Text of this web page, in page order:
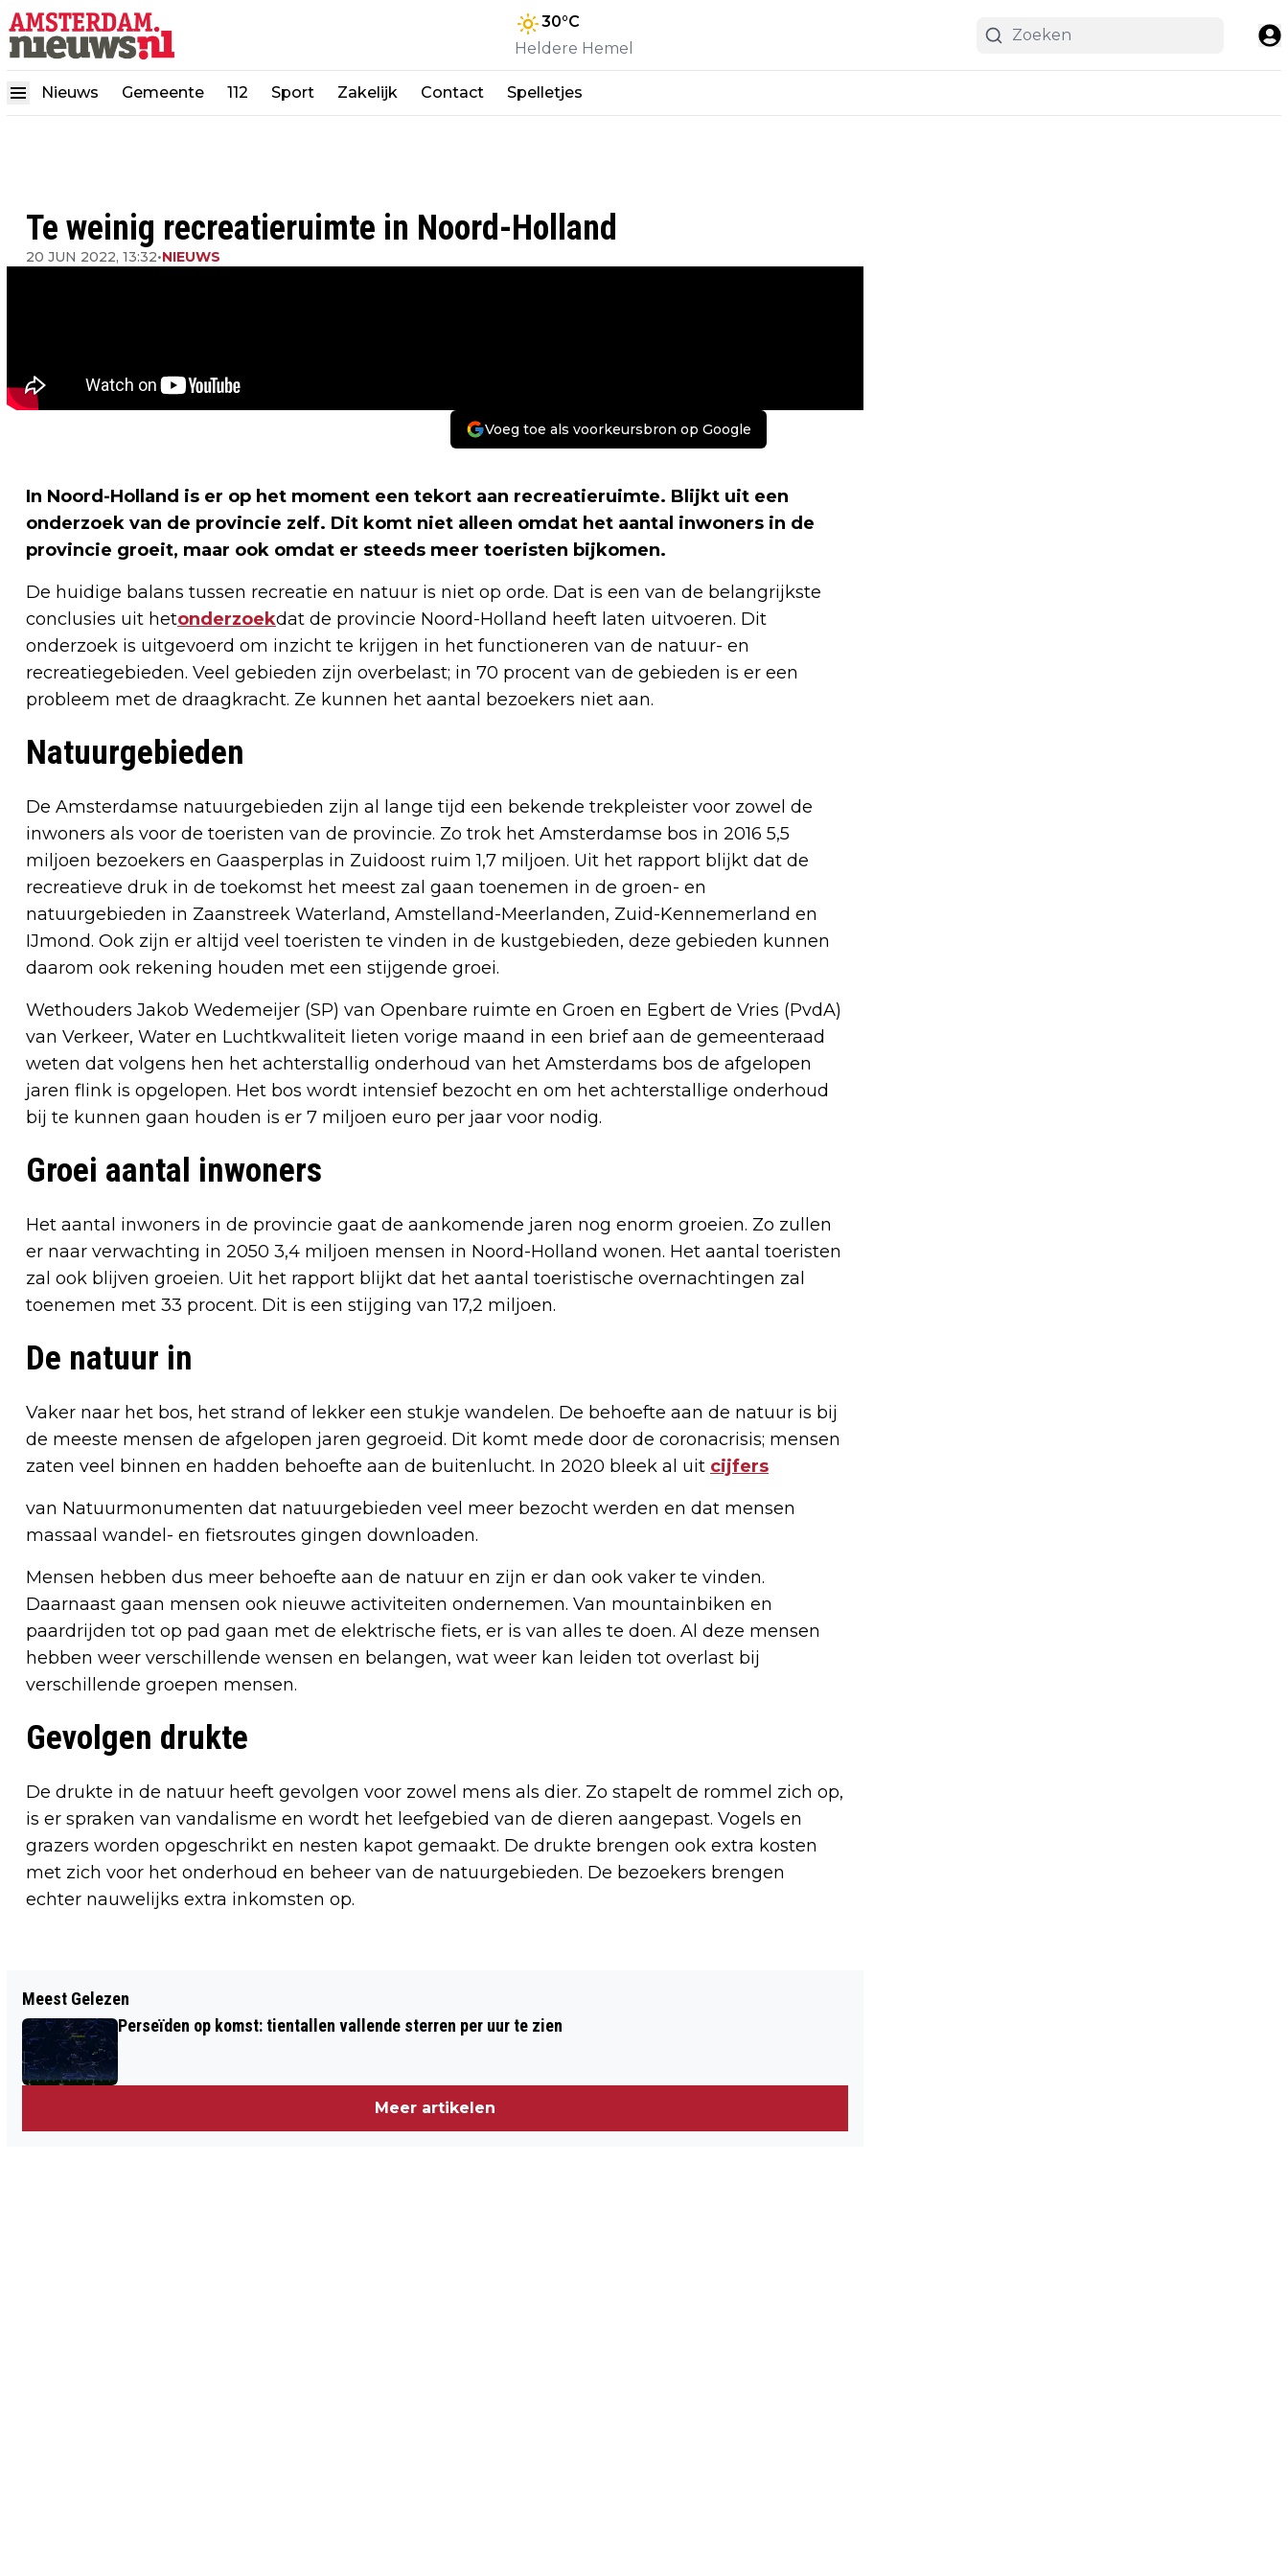
30°C
Heldere Hemel
Nieuws Gemeente 112 Sport Zakelijk Contact Spelletjes
Te weinig recreatieruimte in Noord-Holland
20 JUN 2022, 13:32•NIEUWS
Voeg toe als voorkeursbron op Google
In Noord-Holland is er op het moment een tekort aan recreatieruimte. Blijkt uit een
onderzoek van de provincie zelf. Dit komt niet alleen omdat het aantal inwoners in de
provincie groeit, maar ook omdat er steeds meer toeristen bijkomen.
De huidige balans tussen recreatie en natuur is niet op orde. Dat is een van de belangrijkste
conclusies uit hetonderzoekdat de provincie Noord-Holland heeft laten uitvoeren. Dit
onderzoek is uitgevoerd om inzicht te krijgen in het functioneren van de natuur- en
recreatiegebieden. Veel gebieden zijn overbelast; in 70 procent van de gebieden is er een
probleem met de draagkracht. Ze kunnen het aantal bezoekers niet aan.
Natuurgebieden
De Amsterdamse natuurgebieden zijn al lange tijd een bekende trekpleister voor zowel de
inwoners als voor de toeristen van de provincie. Zo trok het Amsterdamse bos in 2016 5,5
miljoen bezoekers en Gaasperplas in Zuidoost ruim 1,7 miljoen. Uit het rapport blijkt dat de
recreatieve druk in de toekomst het meest zal gaan toenemen in de groen- en
natuurgebieden in Zaanstreek Waterland, Amstelland-Meerlanden, Zuid-Kennemerland en
IJmond. Ook zijn er altijd veel toeristen te vinden in de kustgebieden, deze gebieden kunnen
daarom ook rekening houden met een stijgende groei.
Wethouders Jakob Wedemeijer (SP) van Openbare ruimte en Groen en Egbert de Vries (PvdA)
van Verkeer, Water en Luchtkwaliteit lieten vorige maand in een brief aan de gemeenteraad
weten dat volgens hen het achterstallig onderhoud van het Amsterdams bos de afgelopen
jaren flink is opgelopen. Het bos wordt intensief bezocht en om het achterstallige onderhoud
bij te kunnen gaan houden is er 7 miljoen euro per jaar voor nodig.
Groei aantal inwoners
Het aantal inwoners in de provincie gaat de aankomende jaren nog enorm groeien. Zo zullen
er naar verwachting in 2050 3,4 miljoen mensen in Noord-Holland wonen. Het aantal toeristen
zal ook blijven groeien. Uit het rapport blijkt dat het aantal toeristische overnachtingen zal
toenemen met 33 procent. Dit is een stijging van 17,2 miljoen.
De natuur in
Vaker naar het bos, het strand of lekker een stukje wandelen. De behoefte aan de natuur is bij
de meeste mensen de afgelopen jaren gegroeid. Dit komt mede door de coronacrisis; mensen
zaten veel binnen en hadden behoefte aan de buitenlucht. In 2020 bleek al uit cijfers
van Natuurmonumenten dat natuurgebieden veel meer bezocht werden en dat mensen
massaal wandel- en fietsroutes gingen downloaden.
Mensen hebben dus meer behoefte aan de natuur en zijn er dan ook vaker te vinden.
Daarnaast gaan mensen ook nieuwe activiteiten ondernemen. Van mountainbiken en
paardrijden tot op pad gaan met de elektrische fiets, er is van alles te doen. Al deze mensen
hebben weer verschillende wensen en belangen, wat weer kan leiden tot overlast bij
verschillende groepen mensen.
Gevolgen drukte
De drukte in de natuur heeft gevolgen voor zowel mens als dier. Zo stapelt de rommel zich op,
is er spraken van vandalisme en wordt het leefgebied van de dieren aangepast. Vogels en
grazers worden opgeschrikt en nesten kapot gemaakt. De drukte brengen ook extra kosten
met zich voor het onderhoud en beheer van de natuurgebieden. De bezoekers brengen
echter nauwelijks extra inkomsten op.
STUDENTEN PROTESTEREN OPNIEUW
VOOR HOGERE BASISBEURS
Meest Gelezen
Perseïden op komst: tientallen vallende sterren per uur te zien
Meer artikelen